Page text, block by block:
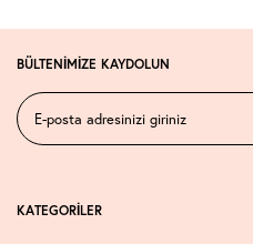
BÜLTENİMİZE KAYDOLUN
KATEGORİLER